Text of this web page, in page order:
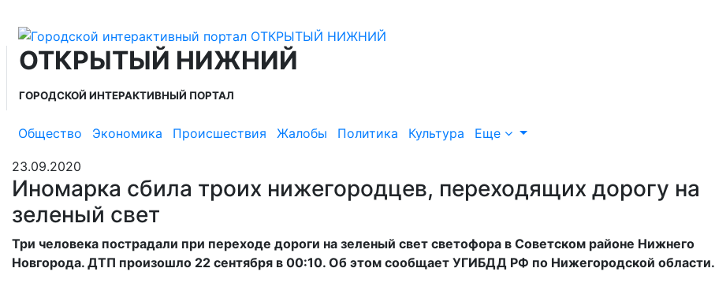
ОТКРЫТЫЙ НИЖНИЙ
ГОРОДСКОЙ ИНТЕРАКТИВНЫЙ ПОРТАЛ
Общество Экономика Происшествия Жалобы Политика Культура Еще
23.09.2020
Иномарка сбила троих нижегородцев, переходящих дорогу на
зеленый свет
Три человека пострадали при переходе дороги на зеленый свет светофора в Советском районе Нижнего
Новгорода. ДТП произошло 22 сентября в 00:10. Об этом сообщает УГИБДД РФ по Нижегородской области.